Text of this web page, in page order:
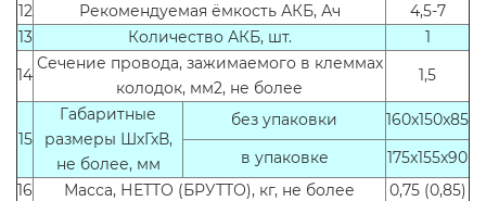
12
Рекомендуемая ёмкость АКБ, Ач
4,5-7
13
Количество АКБ, шт.
1
14
Сечение провода, зажимаемого в клеммах
колодок, мм2, не более
1,5
15
Габаритные
размеры ШхГхВ,
не более, мм
без упаковки
160x150x85
в упаковке
175x155x90
16
Масса, НЕТТО (БРУТТО), кг, не более
0,75 (0,85)